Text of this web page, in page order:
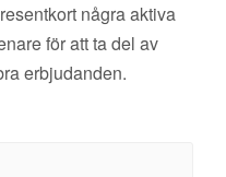
några aktiva
för att ta del av
erbjudanden.